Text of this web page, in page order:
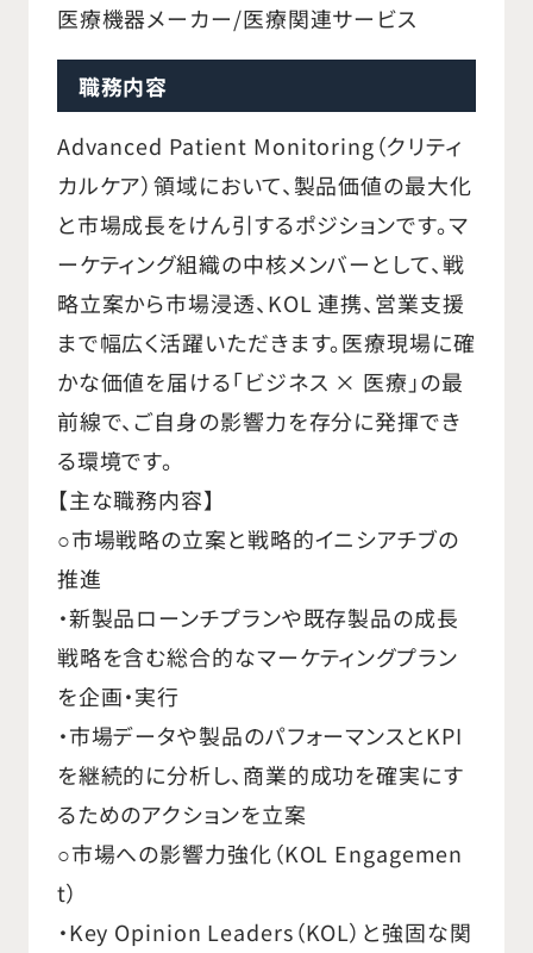
医療機器メーカー/医療関連サービス
職務内容
Advanced Patient Monitoring（クリティ
カルケア）領域において、製品価値の最大化
と市場成長をけん引するポジションです。マ
ーケティング組織の中核メンバーとして、戦
略立案から市場浸透、KOL 連携、営業支援
まで幅広く活躍いただきます。医療現場に確
かな価値を届ける「ビジネス × 医療」の最
前線で、ご自身の影響力を存分に発揮でき
る環境です。
【主な職務内容】
○市場戦略の立案と戦略的イニシアチブの
推進
・新製品ローンチプランや既存製品の成長
戦略を含む総合的なマーケティングプラン
を企画・実行
・市場データや製品のパフォーマンスとKPI
を継続的に分析し、商業的成功を確実にす
るためのアクションを立案
○市場への影響力強化（KOL Engagemen
t）
・Key Opinion Leaders（KOL）と強固な関